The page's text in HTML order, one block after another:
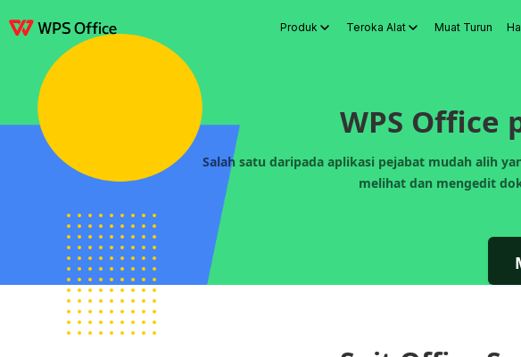
Produk Teroka Alat Muat Turun
Windows Android
WPS Office
Salah satu daripada aplikasi pejabat mudah alih
melihat dan mengedit